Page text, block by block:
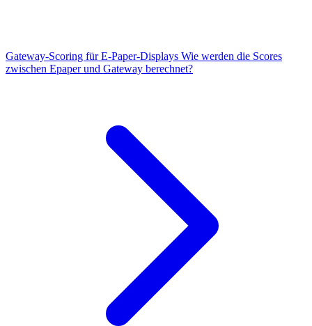
Gateway-Scoring für E-Paper-Displays Wie werden die Scores
zwischen Epaper und Gateway berechnet?